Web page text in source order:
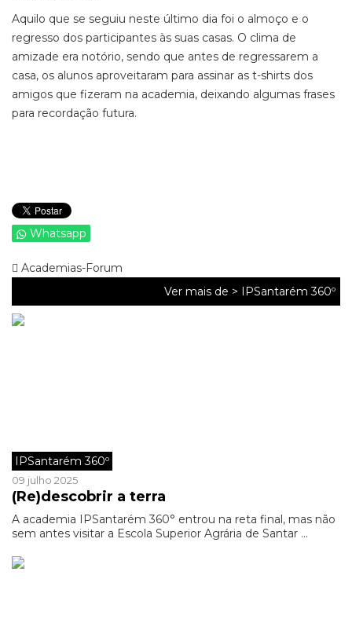
Aquilo que se seguiu neste último dia foi o almoço e o
regresso dos participantes às suas casas. O clima de
amizade era notório, sendo que antes de regressarem a
casa, os alunos aproveitaram para assinar as t-shirts dos
amigos que fizeram na academia, deixando algumas frases
para recordação futura.
Whatsapp
Academias-Forum
Ver mais de > IPSantarém 360º
IPSantarém 360º
09 julho 2025
(Re)descobrir a terra
A academia IPSantarém 360° entrou na reta final, mas não
sem antes visitar a Escola Superior Agrária de Santar ...